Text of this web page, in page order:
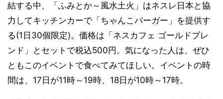
結する中、「ふみとか～風水土火」はネスレ日本と協
力してキッチンカーで「ちゃんこバーガー」を提供す
る(1日30個限定)。価格は「ネスカフェ ゴールドブレ
ンド」とセットで税込500円。気になった人は、ぜひ
ともこのイベントで食べてみてほしい。イベントの時
間は、17日が11時～19時、18日が10時～17時。